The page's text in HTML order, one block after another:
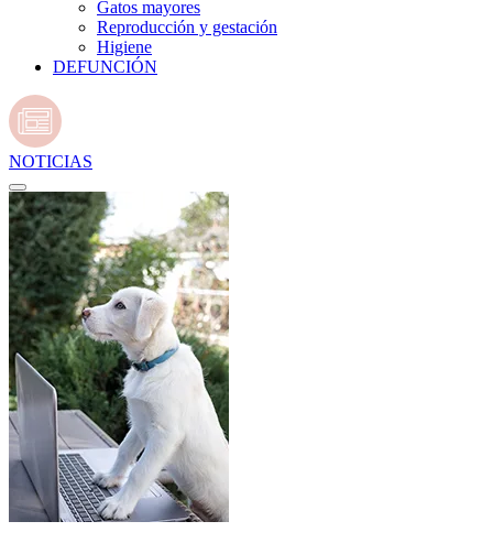
Gatos mayores
Reproducción y gestación
Higiene
DEFUNCIÓN
NOTICIAS